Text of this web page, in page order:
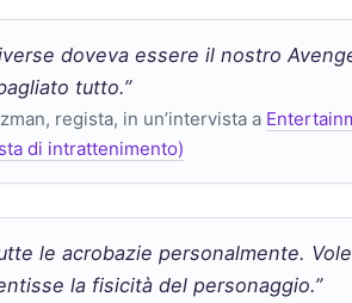
doveva essere il nostro
tutto.”
regista, in un’intervista a
di intrattenimento)
le acrobazie personalmente.
la fisicità del personaggio.”